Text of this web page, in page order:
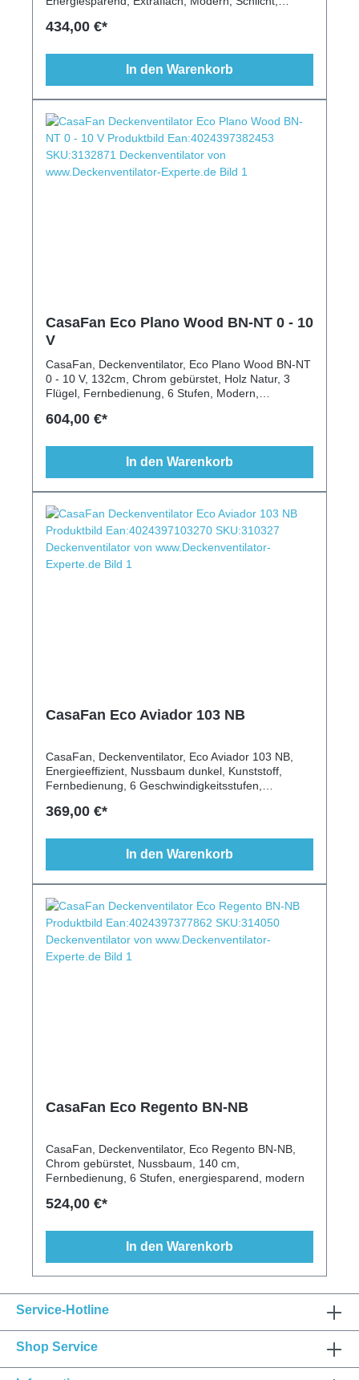
434,00 €*
In den Warenkorb
CasaFan Eco Plano Wood BN-NT 0 - 10
V
CasaFan, Deckenventilator, Eco Plano Wood BN-NT
0 - 10 V, 132cm, Chrom gebürstet, Holz Natur, 3
Flügel, Fernbedienung, 6 Stufen, Modern,
604,00 €*
In den Warenkorb
CasaFan Eco Aviador 103 NB
CasaFan, Deckenventilator, Eco Aviador 103 NB,
Energieeffizient, Nussbaum dunkel, Kunststoff,
Fernbedienung, 6 Geschwindigkeitsstufen,
Deckenstange möglich, energiesparend
369,00 €*
In den Warenkorb
CasaFan Eco Regento BN-NB
CasaFan, Deckenventilator, Eco Regento BN-NB,
Chrom gebürstet, Nussbaum, 140 cm,
Fernbedienung, 6 Stufen, energiesparend, modern
524,00 €*
In den Warenkorb
Service-Hotline
Shop Service